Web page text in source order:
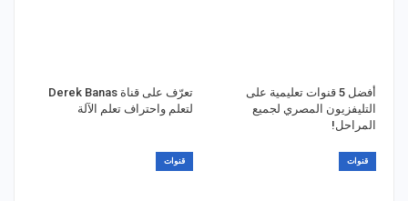
أفضل 5 قنوات تعليمية على
التليفزيون المصري لجميع
المراحل!
تعرّف على قناة Derek Banas
لتعلم واحتراف تعلم الآلة
قنوات قنوات